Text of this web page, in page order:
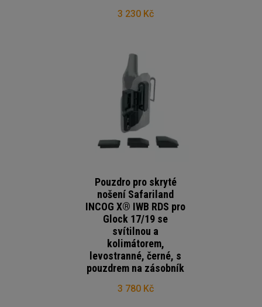
3 230 Kč
Pouzdro pro skryté
nošení Safariland
INCOG X® IWB RDS pro
Glock 17/19 se
svítilnou a
kolimátorem,
levostranné, černé, s
pouzdrem na zásobník
3 780 Kč